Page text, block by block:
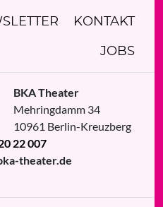
KONTAKT
JOBS
BKA Theater
Mehringdamm 34
10961 Berlin-Kreuzberg
22 007
theater.de